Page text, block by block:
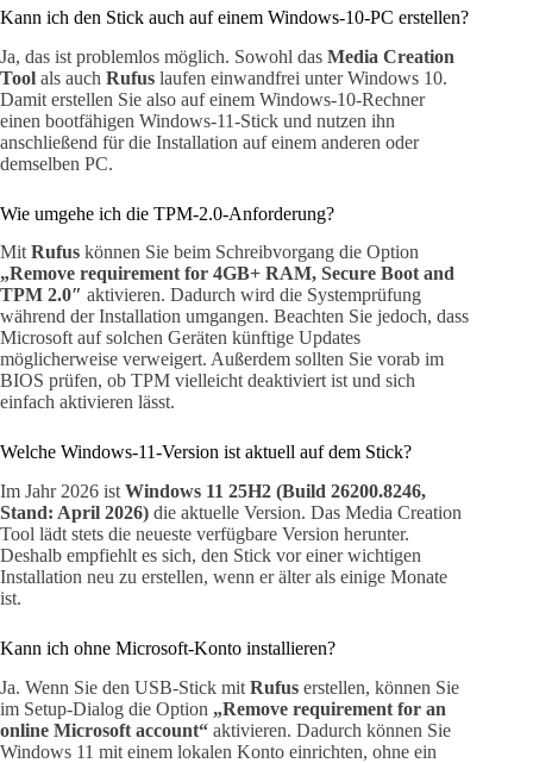
Kann ich den Stick auch auf einem Windows-10-PC erstellen?
Ja, das ist problemlos möglich. Sowohl das Media Creation
Tool als auch Rufus laufen einwandfrei unter Windows 10.
Damit erstellen Sie also auf einem Windows-10-Rechner
einen bootfähigen Windows-11-Stick und nutzen ihn
anschließend für die Installation auf einem anderen oder
demselben PC.
Wie umgehe ich die TPM-2.0-Anforderung?
MitRufus können Sie beim Schreibvorgang die Option
„Remove requirement for 4GB+ RAM, Secure Boot and
TPM 2.0″ aktivieren. Dadurch wird die Systemprüfung
während der Installation umgangen. Beachten Sie jedoch, dass
Microsoft auf solchen Geräten künftige Updates
möglicherweise verweigert. Außerdem sollten Sie vorab im
BIOS prüfen, ob TPM vielleicht deaktiviert ist und sich
einfach aktivieren lässt.
Welche Windows-11-Version ist aktuell auf dem Stick?
Im Jahr 2026 ist Windows 11 25H2 (Build 26200.8246,
Stand: April 2026) die aktuelle Version. Das Media Creation
Tool lädt stets die neueste verfügbare Version herunter.
Deshalb empfiehlt es sich, den Stick vor einer wichtigen
Installation neu zu erstellen, wenn er älter als einige Monate
ist.
Kann ich ohne Microsoft-Konto installieren?
Ja. Wenn Sie den USB-Stick mit Rufus erstellen, können Sie
im Setup-Dialog die Option „Remove requirement for an
online Microsoft account“ aktivieren. Dadurch können Sie
Windows 11 mit einem lokalen Konto einrichten, ohne ein